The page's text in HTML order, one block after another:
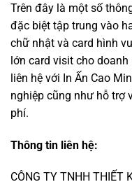
Trên đây là một số
đặc biệt tập trung vào
chữ nhật và card hình
lớn card visit cho
liên hệ với In Ấn Cao
nghiệp cũng như hỗ trợ
phí.
Thông tin liên hệ:
CÔNG TY TNHH THIẾT